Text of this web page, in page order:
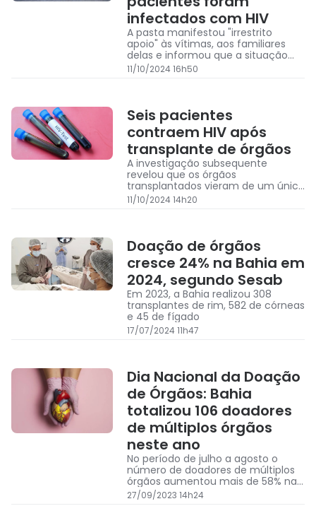
infectados com HIV
A pasta manifestou "irrestrito
apoio" às vítimas, aos familiares
delas e informou que a situação
está sendo tratada com "extrema
seriedade"
11/10/2024 16h50
Seis pacientes
contraem HIV após
transplante de órgãos
A investigação subsequente
revelou que os órgãos
transplantados vieram de um único
doador
11/10/2024 14h20
Doação de órgãos
cresce 24% na Bahia em
2024, segundo Sesab
Em 2023, a Bahia realizou 308
transplantes de rim, 582 de córneas
e 45 de fígado
17/07/2024 11h47
Dia Nacional da Doação
de Órgãos: Bahia
totalizou 106 doadores
de múltiplos órgãos
neste ano
No período de julho a agosto o
número de doadores de múltiplos
órgãos aumentou mais de 58% na
Bahia
27/09/2023 14h24